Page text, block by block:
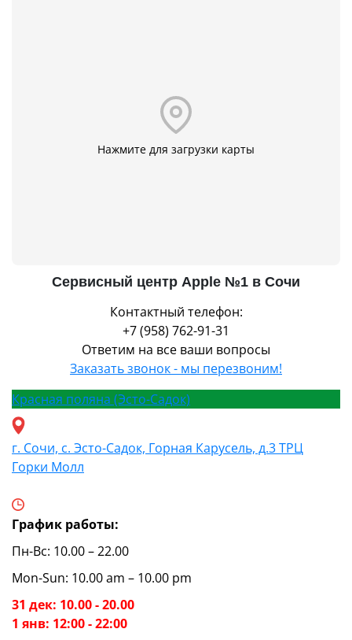
Нажмите для загрузки карты
Сервисный центр Apple №1 в Сочи
Контактный телефон:
+7 (958) 762-91-31
Ответим на все ваши вопросы
Заказать звонок - мы перезвоним!
Красная поляна (Эсто-Садок)
г. Сочи, с. Эсто-Садок, Горная Карусель, д.3 ТРЦ
Горки Молл
График работы:
Пн-Вс: 10.00 – 22.00
Mon-Sun: 10.00 am – 10.00 pm
31 дек: 10.00 - 20.00
1 янв: 12:00 - 22:00